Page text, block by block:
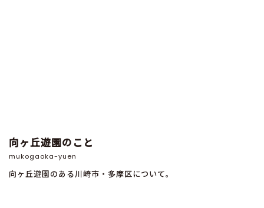
向ヶ丘遊園のこと
mukogaoka-yuen
向ヶ丘遊園のある川崎市・多摩区について。